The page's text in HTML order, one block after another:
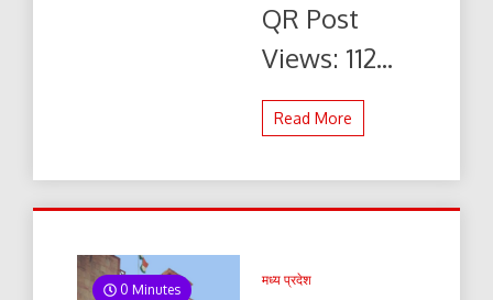
डाउनलोड
QR Post
Views: 112...
Read More
0 Minutes
मध्य प्रदेश